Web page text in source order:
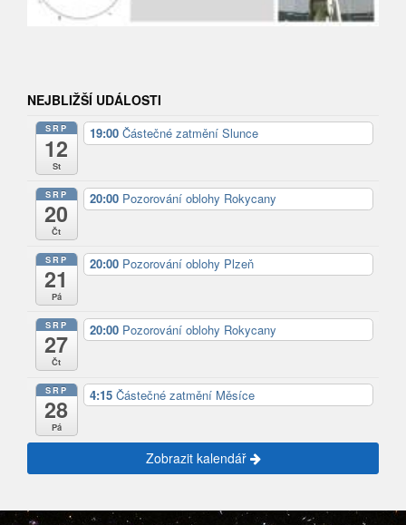
NEJBLIŽŠÍ UDÁLOSTI
SRP
12
St
19:00 Částečné zatmění Slunce
SRP
20
Čt
20:00 Pozorování oblohy Rokycany
SRP
21
Pá
20:00 Pozorování oblohy Plzeň
SRP
27
Čt
20:00 Pozorování oblohy Rokycany
SRP
28
Pá
4:15 Částečné zatmění Měsíce
Zobrazit kalendář